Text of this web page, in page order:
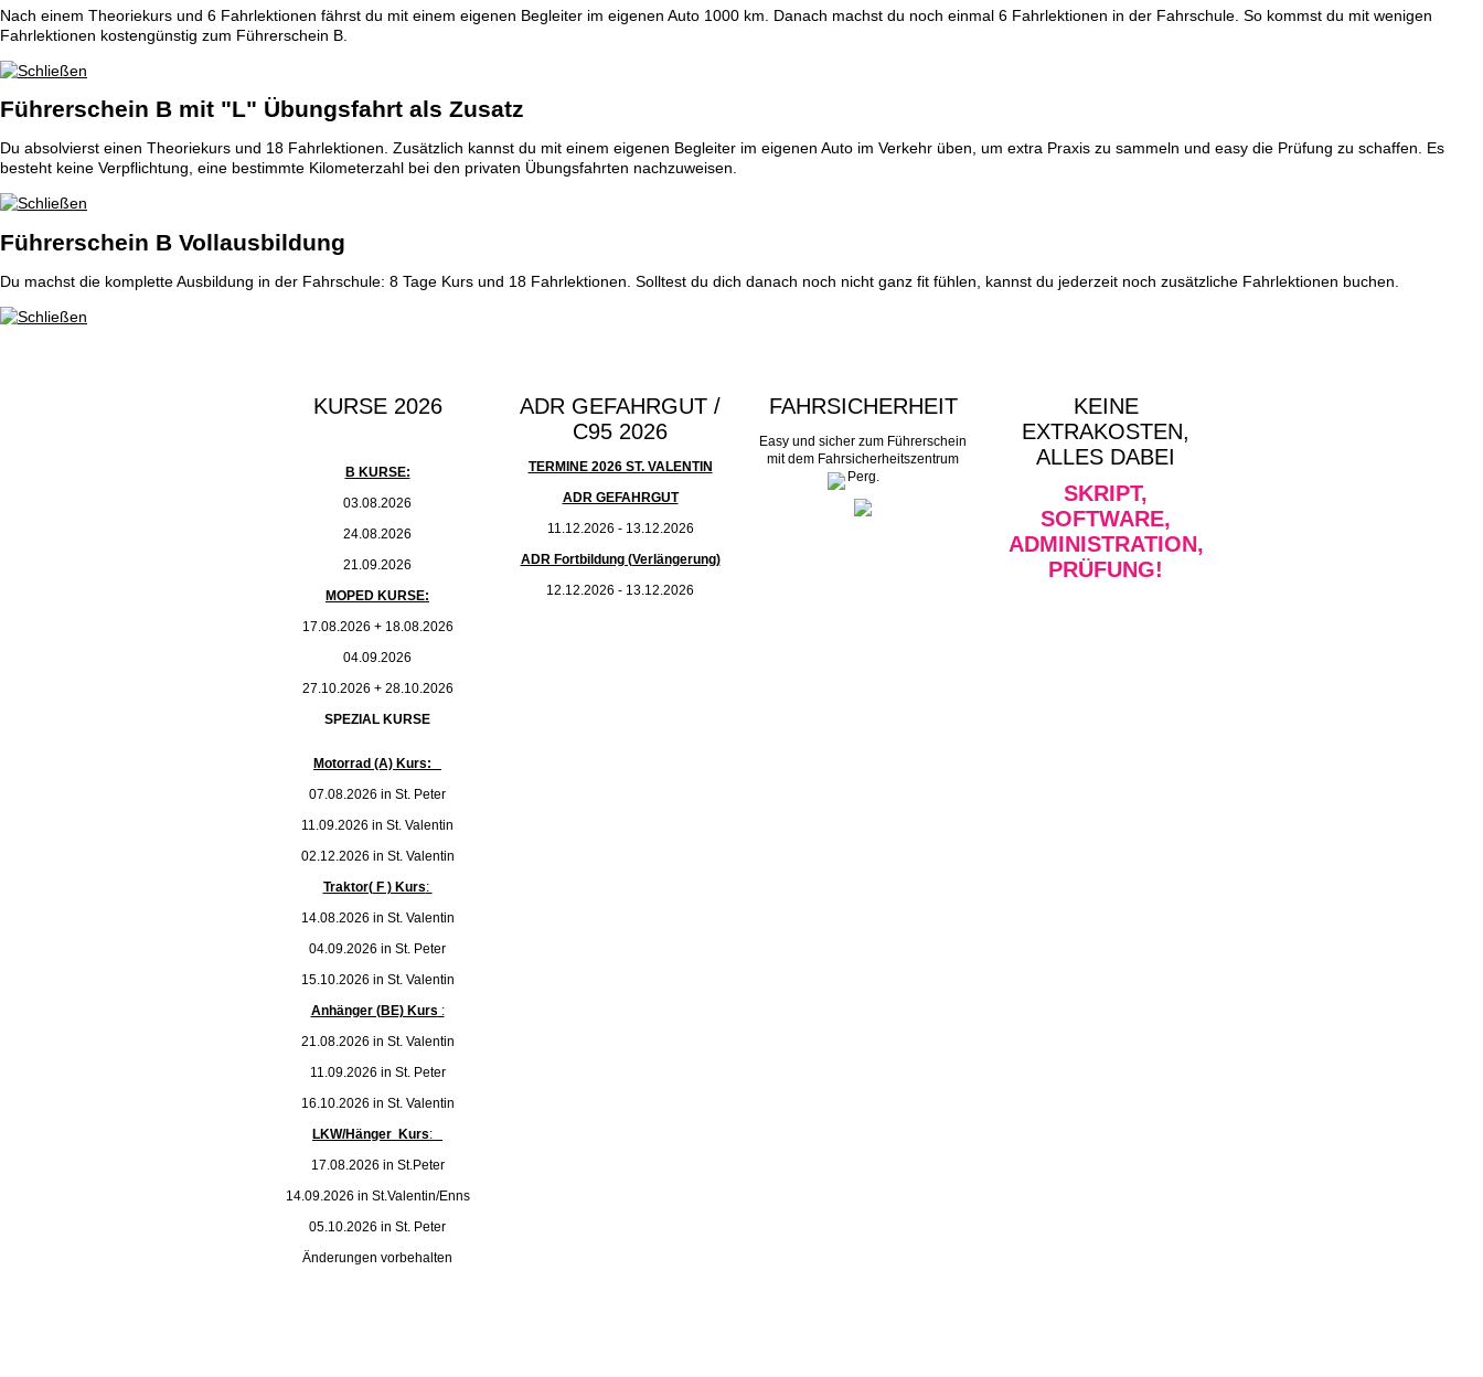
Nach einem Theoriekurs und 6 Fahrlektionen fährst du mit einem eigenen Begleiter im eigenen Auto 1000 km. Danach machst du noch einmal 6 Fahrlektionen in der Fahrschule. So kommst du mit wenigen
Fahrlektionen kostengünstig zum Führerschein B.
Führerschein B mit "L" Übungsfahrt als Zusatz
Du absolvierst einen Theoriekurs und 18 Fahrlektionen. Zusätzlich kannst du mit einem eigenen Begleiter im eigenen Auto im Verkehr üben, um extra Praxis zu sammeln und easy die Prüfung zu schaffen. Es
besteht keine Verpflichtung, eine bestimmte Kilometerzahl bei den privaten Übungsfahrten nachzuweisen.
Führerschein B Vollausbildung
Du machst die komplette Ausbildung in der Fahrschule: 8 Tage Kurs und 18 Fahrlektionen. Solltest du dich danach noch nicht ganz fit fühlen, kannst du jederzeit noch zusätzliche Fahrlektionen buchen.
KURSE 2026
B KURSE:
03.08.2026
24.08.2026
21.09.2026
MOPED KURSE:
17.08.2026 + 18.08.2026
04.09.2026
27.10.2026 + 28.10.2026
SPEZIAL KURSE
Motorrad (A) Kurs:
07.08.2026 in St. Peter
11.09.2026 in St. Valentin
02.12.2026 in St. Valentin
Traktor( F ) Kurs:
14.08.2026 in St. Valentin
04.09.2026 in St. Peter
15.10.2026 in St. Valentin
Anhänger (BE) Kurs :
21.08.2026 in St. Valentin
11.09.2026 in St. Peter
16.10.2026 in St. Valentin
LKW/Hänger Kurs:
17.08.2026 in St.Peter
14.09.2026 in St.Valentin/Enns
05.10.2026 in St. Peter
Änderungen vorbehalten
ADR GEFAHRGUT /
C95 2026
TERMINE 2026 ST. VALENTIN
ADR GEFAHRGUT
11.12.2026 - 13.12.2026
ADR Fortbildung (Verlängerung)
12.12.2026 - 13.12.2026
FAHRSICHERHEIT
Easy und sicher zum Führerschein
mit dem Fahrsicherheitszentrum
Perg.
KEINE
EXTRAKOSTEN,
ALLES DABEI
SKRIPT,
SOFTWARE,
ADMINISTRATION,
PRÜFUNG!